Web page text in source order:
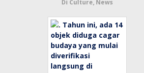
Di Culture, News